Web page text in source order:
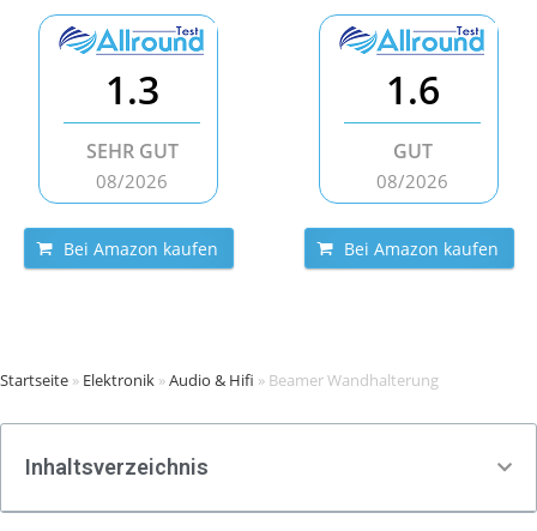
1.3
SEHR GUT
08/2026
Bei Amazon kaufen
1.6
GUT
08/2026
Bei Amazon kaufen
Startseite » Elektronik »Audio & Hifi » Beamer Wandhalterung
Inhaltsverzeichnis